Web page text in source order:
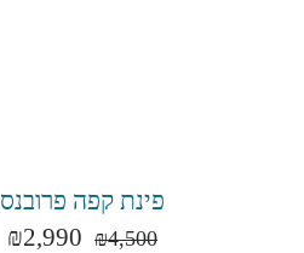
פינת קפה פרובנס
₪4,500
₪2,990